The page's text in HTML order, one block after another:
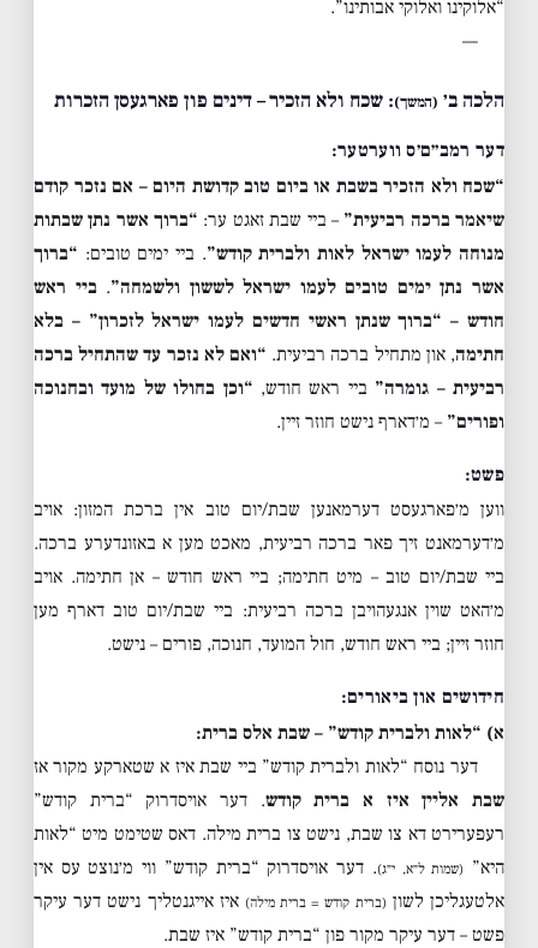
“אלוקינו ואלוקי אבותינו”.
—
הלכה ב׳ (המשך): שכח ולא הזכיר – דינים פון פארגעסן הזכרות
דער רמב״ם׳ס ווערטער:
“שכח ולא הזכיר בשבת או ביום טוב קדושת היום – אם נזכר קודם
שיאמר ברכה רביעית” – ביי שבת זאגט ער: “ברוך אשר נתן שבתות
מנוחה לעמו ישראל לאות ולברית קודש”. ביי ימים טובים: “ברוך
אשר נתן ימים טובים לעמו ישראל לששון ולשמחה”.ביי ראש
חודש – “ברוך שנתן ראשי חדשים לעמו ישראל לזכרון” – בלא
חתימה, און מתחיל ברכה רביעית. “ואם לא נזכר עד שהתחיל ברכה
רביעית – גומרה” ביי ראש חודש, “וכן בחולו של מועד ובחנוכה
ופורים” – מ׳דארף נישט חוזר זיין.
פשט:
ווען מ׳פארגעסט דערמאנען שבת/יום טוב אין ברכת המזון: אויב
מ׳דערמאנט זיך פאר ברכה רביעית, מאכט מען א באזונדערע ברכה.
ביי שבת/יום טוב – מיט חתימה; ביי ראש חודש – אן חתימה. אויב
מ׳האט שוין אנגעהויבן ברכה רביעית: ביי שבת/יום טוב דארף מען
חוזר זיין; ביי ראש חודש, חול המועד, חנוכה, פורים – נישט.
חידושים און ביאורים:
א) “לאות ולברית קודש” – שבת אלס ברית:
דער נוסח “לאות ולברית קודש” ביי שבת איז א שטארקע מקור אז
שבת אליין איז א ברית קודש. דער אויסדרוק “ברית קודש”
רעפערירט דא צו שבת, נישט צו ברית מילה. דאס שטימט מיט “לאות
היא” (שמות ל״א, י״ג). דער אויסדרוק “ברית קודש” ווי מ׳נוצט עס אין
אלטעגליכן לשון (ברית קודש = ברית מילה) איז אייגנטליך נישט דער עיקר
פשט – דער עיקר מקור פון “ברית קודש” איז שבת.